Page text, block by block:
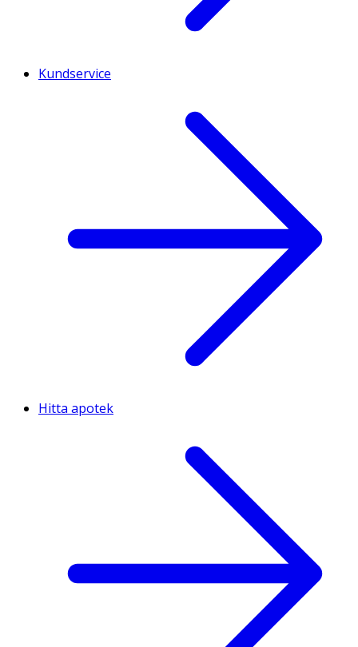
Kundservice
Hitta apotek